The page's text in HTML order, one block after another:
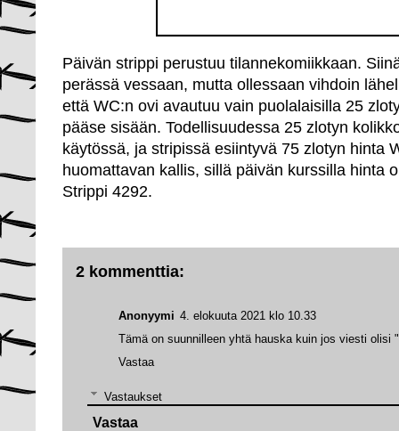
Päivän strippi perustuu tilannekomiikkaan.
perässä vessaan, mutta ollessaan vihdoin
että WC:n ovi avautuu vain puolalaisilla 25
pääse sisään. Todellisuudessa 25 zlotyn
käytössä, ja stripissä esiintyvä 75 zlotyn hinta
huomattavan kallis, sillä päivän kurssilla hinta
Strippi 4292.
2 kommenttia:
Anonyymi 4. elokuuta 2021 klo 10.33
Tämä on suunnilleen yhtä hauska kuin jos viesti olisi
Vastaa
Vastaukset
Vastaa